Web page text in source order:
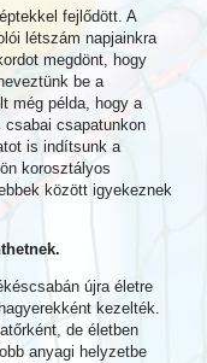
fejlődött. A
létszám napjainkra
megdönt, hogy
be a
még példa, hogy a
csabai csapatunkon
is indítsunk a
korosztályos
között igyekeznek
újra életre
kezelték.
de életben
anyagi helyzetbe